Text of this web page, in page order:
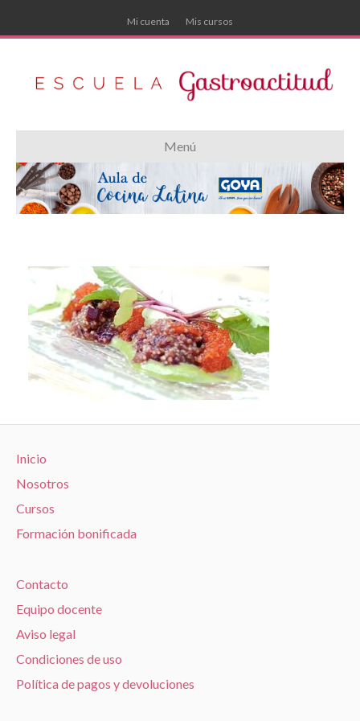
Mi cuenta Mis cursos
Menú
Inicio
Nosotros
Cursos
Formación bonificada
Contacto
Equipo docente
Aviso legal
Condiciones de uso
Política de pagos y devoluciones